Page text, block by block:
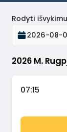
2026 M.
Rodyti
2026-08-
07:15